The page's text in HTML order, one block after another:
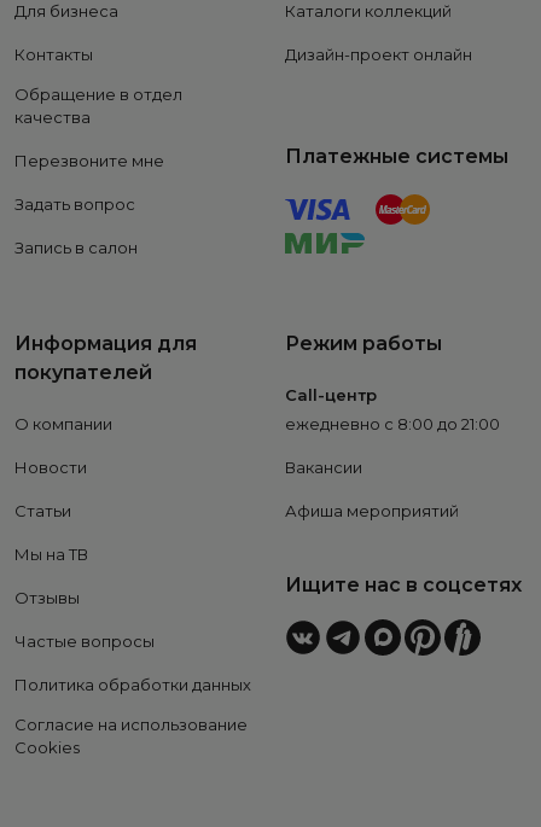
Для бизнеса
Контакты
Обращение в отдел
качества
Перезвоните мне
Задать вопрос
Запись в салон
Каталоги коллекций
Дизайн-проект онлайн
Платежные системы
Информация для
покупателей
О компании
Новости
Статьи
Мы на ТВ
Отзывы
Частые вопросы
Политика обработки данных
Согласие на использование
Cookies
Режим работы
Call-центр
ежедневно с 8:00 до 21:00
Вакансии
Афиша мероприятий
Ищите нас в соцсетях